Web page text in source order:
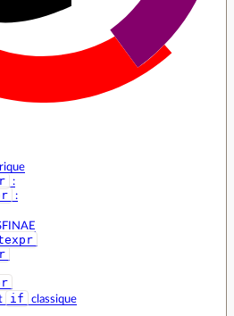
:
:
if
classique